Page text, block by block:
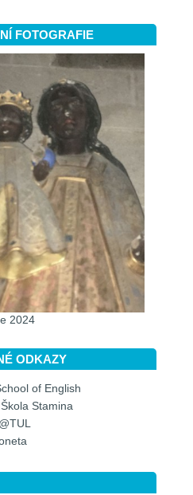
FOTOGRAFIE
2024
ODKAZY
of English
Stamina